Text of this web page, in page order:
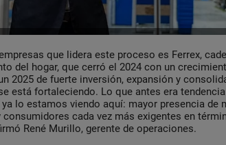
que lidera este proceso es Ferrex,
del hogar, que cerró el 2024 con un
2025 de fuerte inversión, expansión y
está fortaleciendo. Lo que antes era
lo estamos viendo aquí: mayor presencia de
consumidores cada vez más exigentes en
René Murillo, gerente de operaciones.